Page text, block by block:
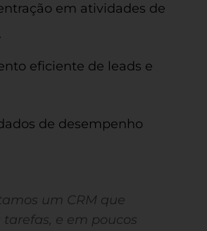
em atividades de
eficiente de leads e
de desempenho
um CRM que
e em poucos